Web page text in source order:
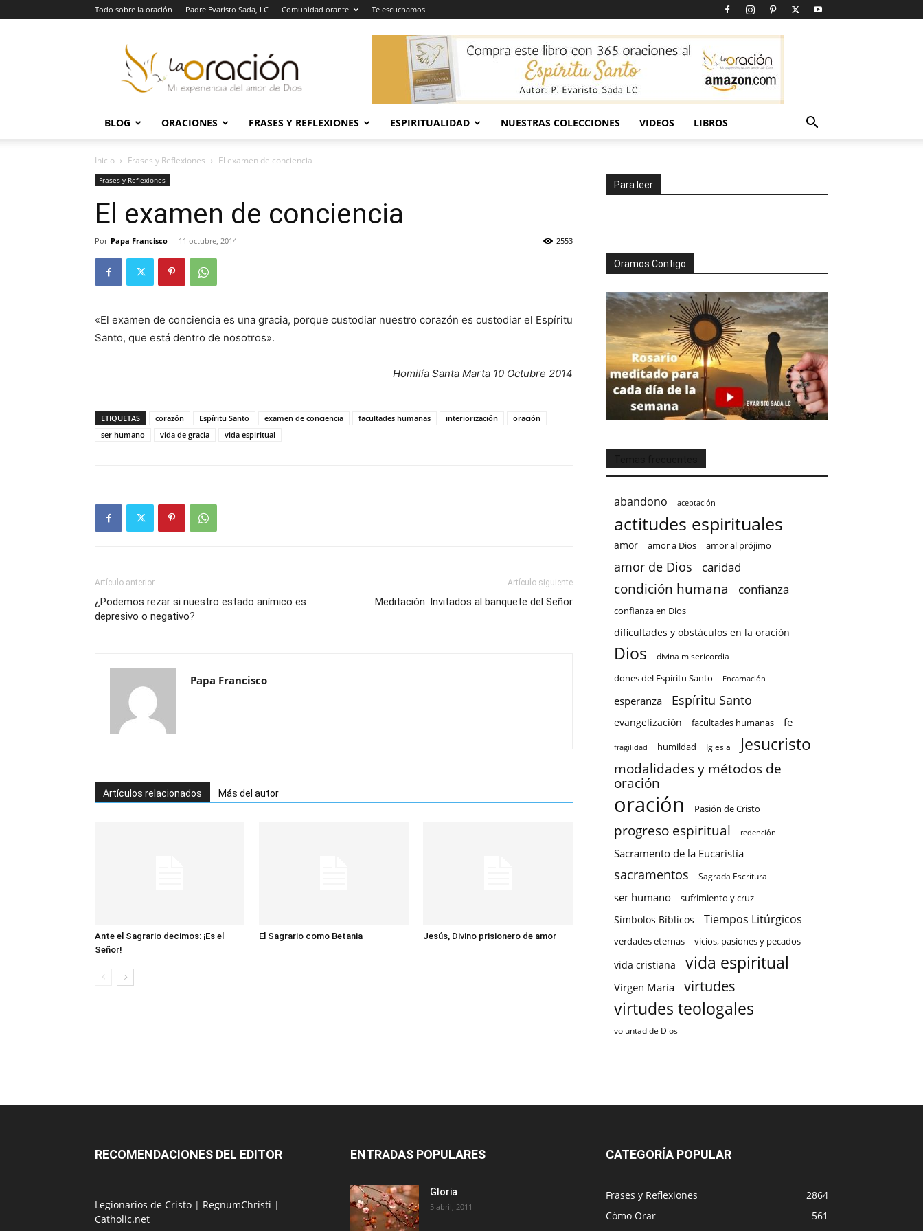
Todo sobre la oración Padre Evaristo Sada, LC Comunidad orante Te escuchamos
Oración
BLOG ORACIONES FRASES Y REFLEXIONES ESPIRITUALIDAD NUESTRAS COLECCIONES VIDEOS LIBROS
Inicio Frases y Reflexiones El examen de conciencia
Frases y Reflexiones
El examen de conciencia
Por Papa Francisco - 11 octubre, 2014 2553
«El examen de conciencia es una gracia, porque custodiar nuestro corazón es custodiar el Espíritu
Santo, que está dentro de nosotros».
Homilía Santa Marta 10 Octubre 2014
ETIQUETAS corazón Espíritu Santo examen de conciencia facultades humanas interiorización
oración
ser humano
vida de gracia vida espiritual
Artículo anterior
¿Podemos rezar si nuestro estado anímico es
depresivo o negativo?
Artículo siguiente
Meditación: Invitados al banquete del Señor
Papa Francisco
Artículos relacionados Más del autor
Ante el Sagrario decimos: ¡Es el
Señor!
El Sagrario como Betania Jesús, Divino prisionero de amor
Para leer
Oramos Contigo
abandono aceptación
actitudes espirituales
amor amor a Dios amor al prójimo
amor de Dios caridad
condición humana confianza
confianza en Dios
dificultades y obstáculos en la oración
Dios divina misericordia
dones del Espíritu Santo Encarnación
esperanza Espíritu Santo
evangelización facultades humanas fe
fragilidad humildad Iglesia Jesucristo
modalidades y métodos de
oración
oración Pasión de Cristo
progreso espiritual redención
Sacramento de la Eucaristía
sacramentos Sagrada Escritura
ser humano sufrimiento y cruz
Símbolos Bíblicos Tiempos Litúrgicos
verdades eternas vicios, pasiones y pecados
vida cristiana vida espiritual
Virgen María virtudes
virtudes teologales
voluntad de Dios
RECOMENDACIONES DEL EDITOR
Legionarios de Cristo | RegnumChristi |
Catholic.net
ENTRADAS POPULARES
Gloria
5 abril, 2011
CATEGORÍA POPULAR
Frases y Reflexiones
2864
Cómo Orar
561